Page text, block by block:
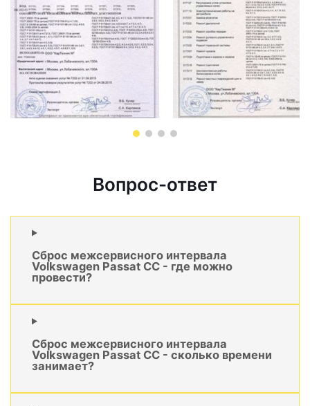
Вопрос-ответ
Сброс межсервисного интервала
Volkswagen Passat CC - где можно
провести?
Сброс межсервисного интервала
Volkswagen Passat CC - сколько времени
занимает?